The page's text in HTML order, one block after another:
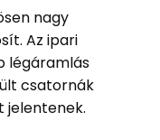
nagy
Az ipari
légáramlás
csatornák
jelentenek.